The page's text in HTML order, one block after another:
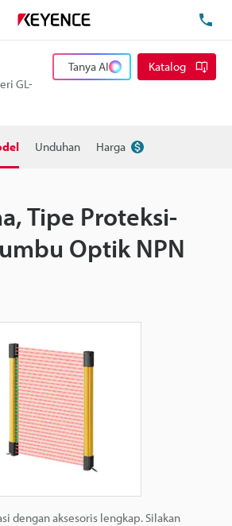
GL-
Tanya AI Katalog
Unduhan Harga
Tipe Proteksi-
Optik NPN
dengan aksesoris lengkap. Silakan